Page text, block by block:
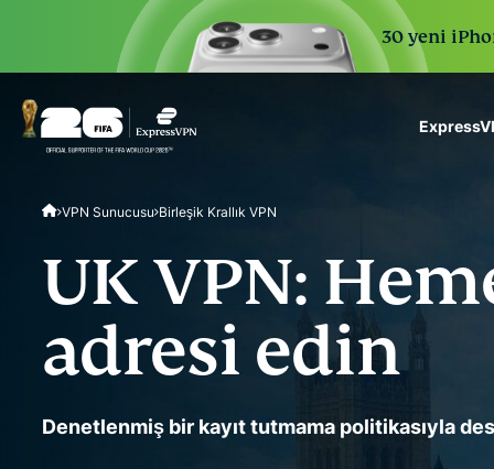
30 yeni
scale.
VPN Sunucusu Birleşik Krallık VPN
UK VPN:
adresi edin
Denetlenmiş bir kayıt tutmama politikasıyla